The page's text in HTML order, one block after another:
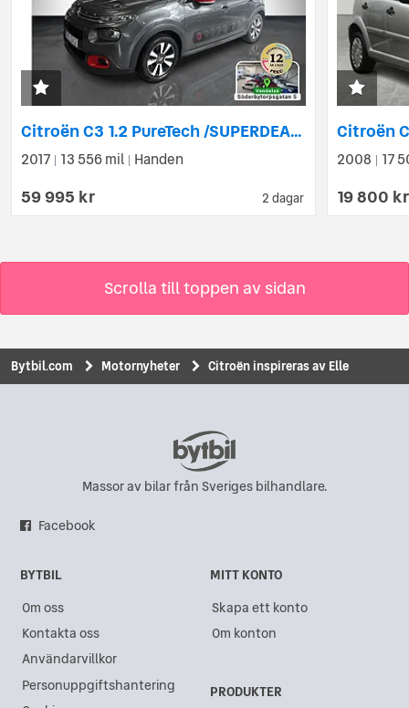
2 dagar
Citroën C3 1.2 PureTech /SUPERDEAL 3,95%/PDC
2017 13 556 mil Handen
59 995 kr
2008 17
19 800 kr
Scrolla till toppen av sidan
Bytbil.com Motornyheter Citroën inspireras av Elle
Massor av bilar från Sveriges bilhandlare.
Facebook
BYTBIL
Om oss
Kontakta oss
Användarvillkor
Personuppgiftshantering
MITT KONTO
Skapa ett konto
Om konton
PRODUKTER